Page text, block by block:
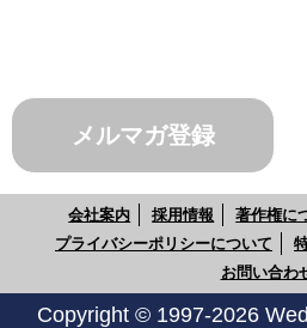
メルマガ登録
会社案内 採用情報 著作権に
プライバシーポリシーについて
お問い合わ
Copyright © 1997-2026